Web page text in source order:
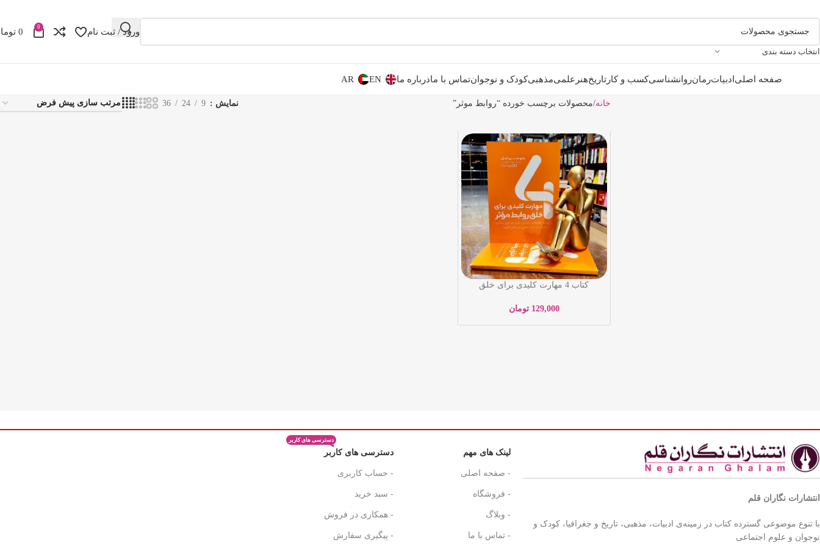
انتخاب دسته بندی
ورود / ثبت نام 0
0
صفحه اصلی ادبیاترمانروانشناسیکسب و کار تاریخهنر علمیمذهبیکودک و نوجوانتماس با مادرباره ما EN
AR
خانه محصولات برچسب خورده “روابط موثر” نمایش 9
24
36
کتاب 4 مهارت کلیدی برای خلق
تاج الدین – نشر یوشیتا
129,000 تومان
انتشارات نگاران قلم
با تنوع موضوعی گسترده کتاب در زمینه‌ی ادبیات، مذهبی، تاریخ و جغرافیا، کودک و
نوجوان و علوم اجتماعی
لینک های مهم
- صفحه اصلی
- فروشگاه
- وبلاگ
- تماس با ما
دسترسی های کاربر
دسترسی های کاربر
- حساب کاربری
- سبد خرید
- همکاری در فروش
- پیگیری سفارش